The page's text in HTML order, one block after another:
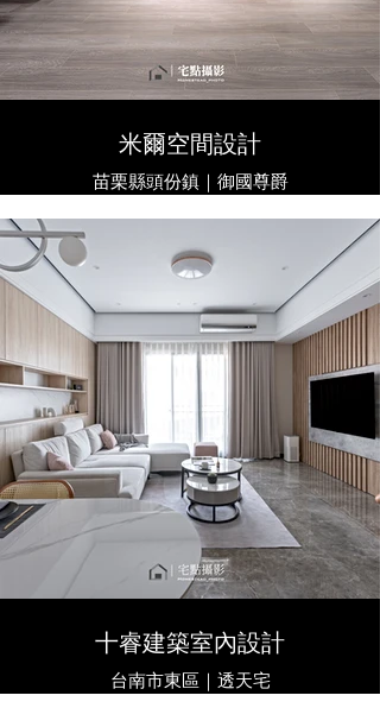
米爾空間設計
苗栗縣頭份鎮｜御國尊爵
十睿建築室內設計
台南市東區｜透天宅